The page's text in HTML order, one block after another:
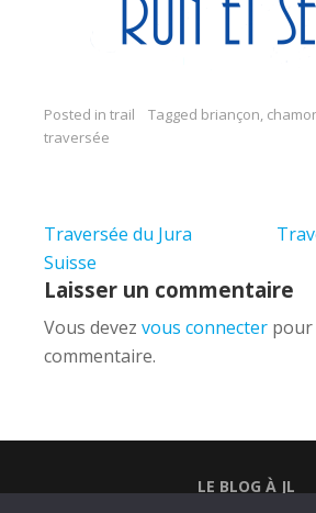
Posted in trail Tagged briançon,
traversée
Navigation
de
l’article
Traversée du Jura
Suisse
Laisser un commentaire
Vous devez vous connecter
commentaire.
LE BLOG À JL